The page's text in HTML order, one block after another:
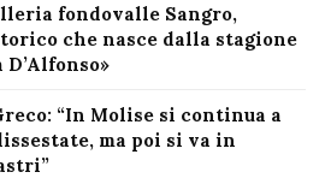
fondovalle Sangro,
che nasce dalla stagione
“In Molise si continua a
ma poi si va in